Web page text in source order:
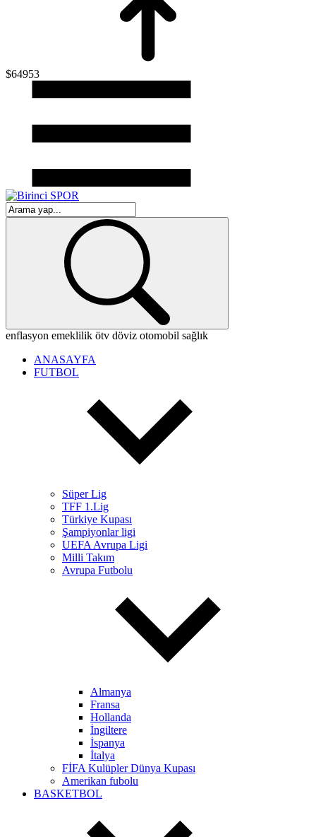
$64953
enflasyon emeklilik ötv döviz otomobil sağlık
ANASAYFA
FUTBOL
Süper Lig
TFF 1.Lig
Türkiye Kupası
Şampiyonlar ligi
UEFA Avrupa Ligi
Milli Takım
Avrupa Futbolu
Almanya
Fransa
Hollanda
İngiltere
İspanya
İtalya
FİFA Kulüpler Dünya Kupası
Amerikan fubolu
BASKETBOL